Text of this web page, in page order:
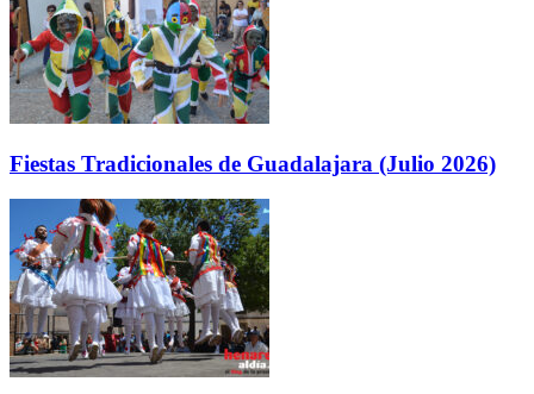
Fiestas Tradicionales de Guadalajara (Julio 2026)